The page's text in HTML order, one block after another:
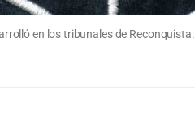
en los tribunales de Reconquista.